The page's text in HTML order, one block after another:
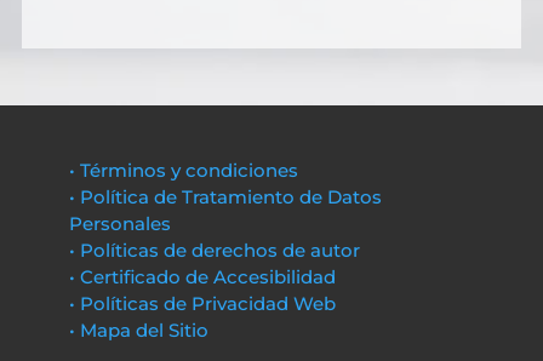
• Términos y condiciones
• Política de Tratamiento de Datos
Personales
• Políticas de derechos de autor
• Certificado de Accesibilidad
• Políticas de Privacidad Web
• Mapa del Sitio